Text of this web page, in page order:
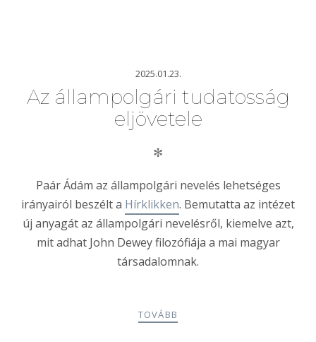
2025.01.23.
Az állampolgári tudatosság
eljövetele
✻
Paár Ádám az állampolgári nevelés lehetséges
irányairól beszélt a Hírklikken. Bemutatta az intézet
új anyagát az állampolgári nevelésről, kiemelve azt,
mit adhat John Dewey filozófiája a mai magyar
társadalomnak.
TOVÁBB